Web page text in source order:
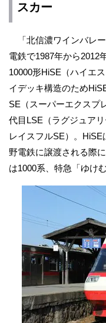
スカー
「北信濃ワインバレ
電鉄で1987年から2012
10000形HiSE（ハイエ
イデッキ構造のため
SE（スーパーエクスプ
代目LSE（ラグジュア
レイスフルSE）。
野電鉄に譲渡される際
は1000系、特急「ゆけ